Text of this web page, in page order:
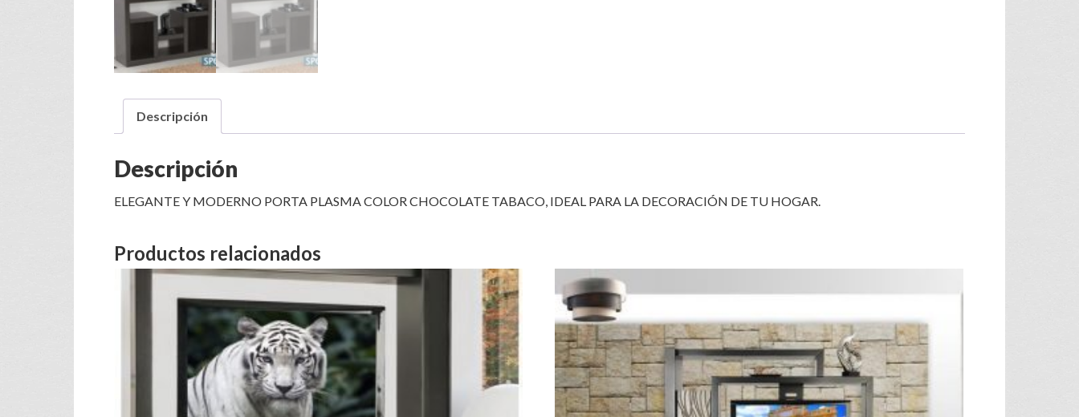
Descripción
Descripción
ELEGANTE Y MODERNO PORTA PLASMA COLOR CHOCOLATE TABACO, IDEAL PARA LA DECORACIÓN DE TU HOGAR.
Productos relacionados